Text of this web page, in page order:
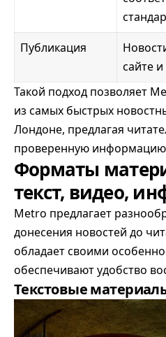
Публикация
сайте
Такой подход позволяет
из самых быстрых
Лондоне, предлагая
проверенную информацию
Форматы
текст, видео,
Metro предлагает
донесения новостей до
обладает своими
обеспечивают удобство
Текстовые